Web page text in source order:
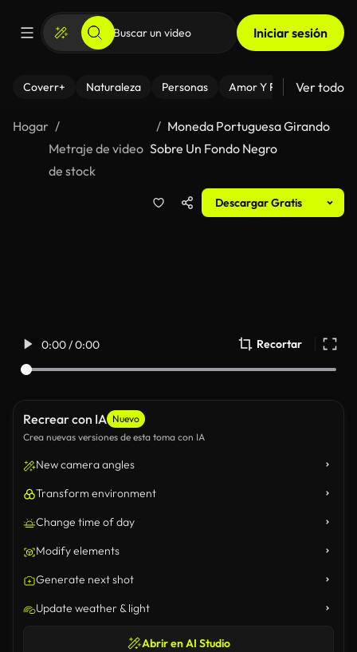
Iniciar sesión
Coverr+ Naturaleza Personas Amor Y Relaciones
Ver todo
Hogar
Metraje de video
de stock
Moneda Portuguesa Girando
Sobre Un Fondo Negro
Descargar Gratis
0:00 / 0:00 Recortar
Recrear con IA Nuevo
Crea nuevas versiones de esta toma con IA
New camera angles
Transform environment
Change time of day
Modify elements
Generate next shot
Update weather & light
Abrir en AI Studio